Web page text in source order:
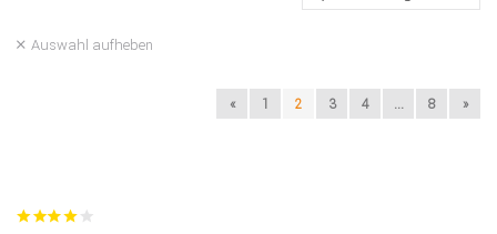
Auswahl aufheben
« 1 2 3 4 ... 8 »